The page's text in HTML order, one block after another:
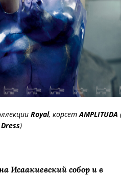
Royal, корсетAMPLITUDA
Dress)
Исаакиевский собор и в